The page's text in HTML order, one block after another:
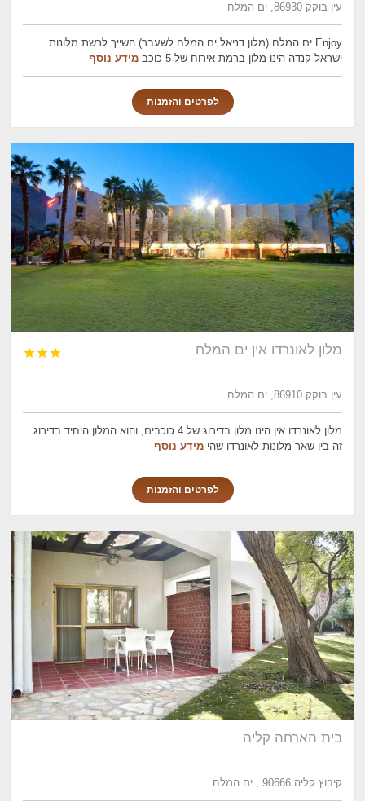
עין בוקק 86930, ים המלח
Enjoy ים המלח (מלון דניאל ים המלח לשעבר) השייך לרשת מלונות
ישראל-קנדה הינו מלון ברמת אירוח של 5 כוכב
מידע נוסף
לפרטים והזמנות
מלון לאונרדו אין ים המלח 


עין בוקק 86910, ים המלח
מלון לאונרדו אין הינו מלון בדירוג של 4 כוכבים, והוא המלון היחיד בדירוג
זה בין שאר מלונות לאונרדו שהימידע נוסף
לפרטים והזמנות
בית הארחה קליה
קיבוץ קליה 90666 , ים המלח